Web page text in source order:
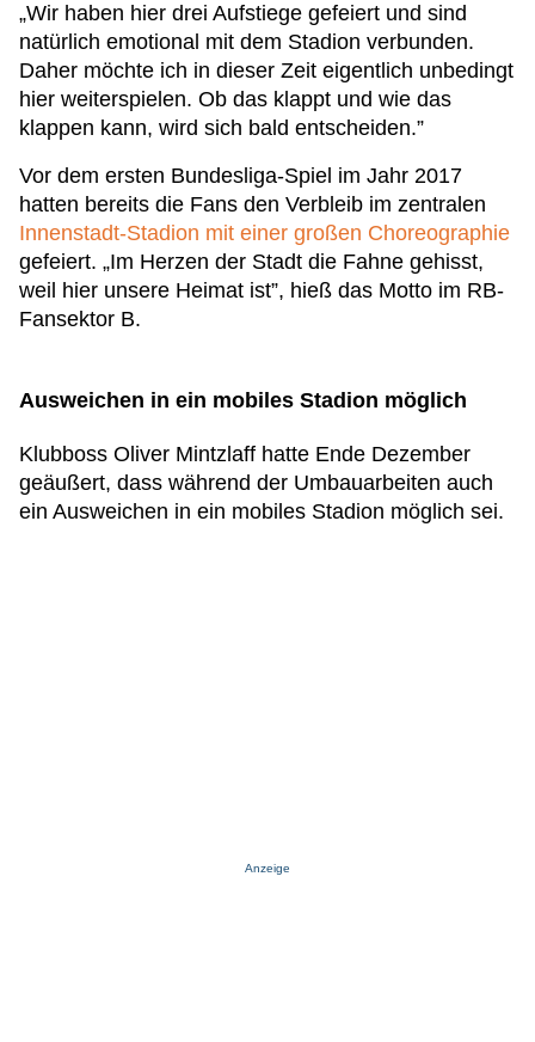
„Wir haben hier drei Aufstiege gefeiert und sind
natürlich emotional mit dem Stadion verbunden.
Daher möchte ich in dieser Zeit eigentlich unbedingt
hier weiterspielen. Ob das klappt und wie das
klappen kann, wird sich bald entscheiden.”
Vor dem ersten Bundesliga-Spiel im Jahr 2017
hatten bereits die Fans den Verbleib im zentralen
Innenstadt-Stadion mit einer großen Choreographie
gefeiert. „Im Herzen der Stadt die Fahne gehisst,
weil hier unsere Heimat ist”, hieß das Motto im RB-
Fansektor B.
Ausweichen in ein mobiles Stadion möglich
Klubboss Oliver Mintzlaff hatte Ende Dezember
geäußert, dass während der Umbauarbeiten auch
ein Ausweichen in ein mobiles Stadion möglich sei.
Anzeige